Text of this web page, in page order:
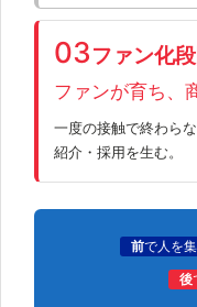
03ファン化
ファンが育ち、
一度の接触で終わら
紹介・採用を生む。
前で人を
後